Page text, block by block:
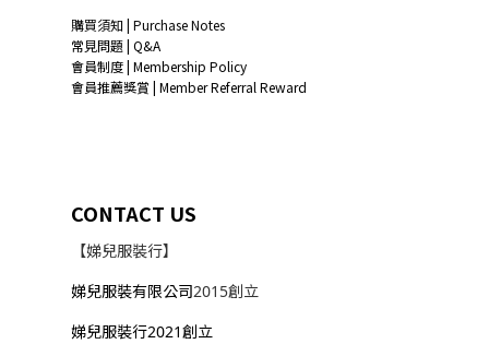
購買須知 | Purchase Notes
常見問題 | Q&A
會員制度 | Membership Policy
會員推薦獎賞 | Member Referral Reward
CONTACT US
【娣兒服裝行】
娣兒服裝有限公司2015創立
娣兒服裝行2021創立